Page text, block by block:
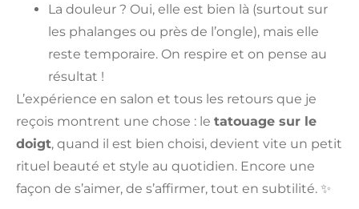
La douleur ? Oui, elle est bien là (surtout sur
les phalanges ou près de l’ongle), mais elle
reste temporaire. On respire et on pense au
résultat !
L’expérience en salon et tous les retours que je
reçois montrent une chose : le tatouage sur le
doigt, quand il est bien choisi, devient vite un petit
rituel beauté et style au quotidien. Encore une
façon de s’aimer, de s’affirmer, tout en subtilité. ✨